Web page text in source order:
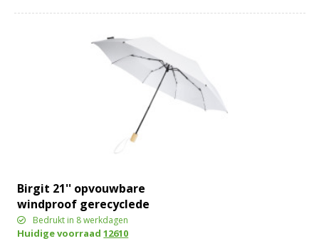
Birgit 21'' opvouwbare
windproof gerecyclede
PET-paraplu
Bedrukt in 8 werkdagen
Huidige voorraad12610